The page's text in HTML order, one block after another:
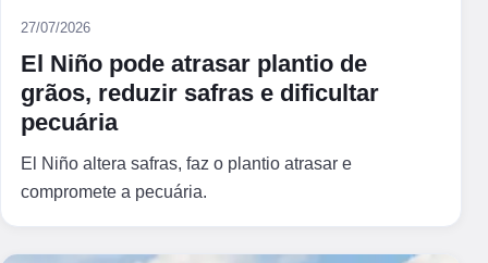
27/07/2026
El Niño pode atrasar plantio de
grãos, reduzir safras e dificultar
pecuária
El Niño altera safras, faz o plantio atrasar e
compromete a pecuária.